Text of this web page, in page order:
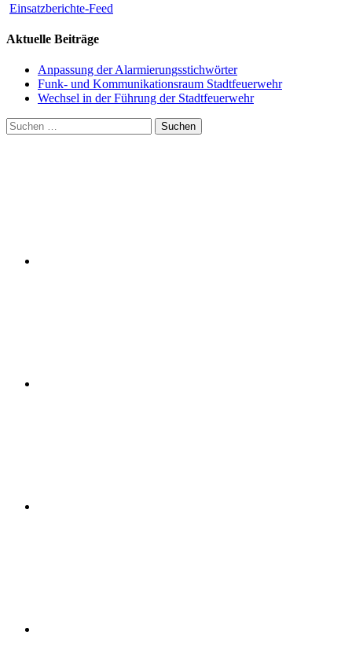
Einsatzberichte-Feed
Aktuelle Beiträge
Anpassung der Alarmierungsstichwörter
Funk- und Kommunikationsraum Stadtfeuerwehr
Wechsel in der Führung der Stadtfeuerwehr
Suchen
nach: